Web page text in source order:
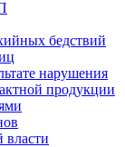
бедствий
нарушения
продукции
власти